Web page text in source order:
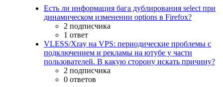
Есть ли информация бага дублирования select при
динамическом изменении options в Firefox?
2 подписчика
1 ответ
VLESS/Xray на VPS: периодические проблемы с
подключением и рекламы на ютубе у части
пользователей. В какую сторону искать причину?
2 подписчика
0 ответов